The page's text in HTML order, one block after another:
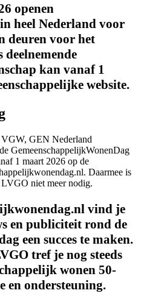
openen
heel Nederland voor
deuren voor het
kan vanaf 1
website.
GEN Nederland
GemeenschappelijkWonenDag
1 maart 2026 op de
Daarmee is
LVGO niet meer nodig.
vind je
en publiciteit rond de
een succes te maken.
tref je nog steeds
wonen 50-
en ondersteuning.